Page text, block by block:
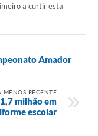
a curtir esta
Amador
MENOS RECENTE
milhão em
escolar